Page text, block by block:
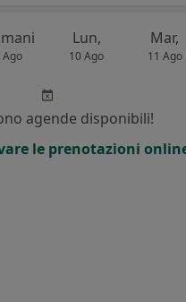
Ago
Lun,
10 Ago
Mar,
11 Ago
agende disponibili!
le prenotazioni